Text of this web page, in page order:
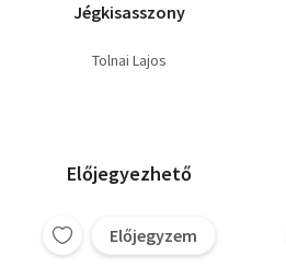
Jégkisasszony
Tolnai Lajos
Előjegyezhető
Előjegyzem